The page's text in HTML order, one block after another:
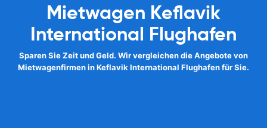
Mietwagen Keflavik
International Flughafen
Sparen Sie Zeit und Geld. Wir vergleichen die Angebote von
Mietwagenfirmen in Keflavik International Flughafen für Sie.